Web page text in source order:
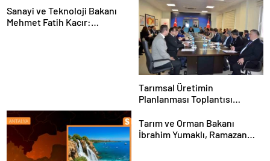
Sanayi ve Teknoloji Bakanı
Mehmet Fatih Kacır:
Tarımsal Üretimin
Planlanması Toplantısı
Tarım ve Orman Bakanı
İbrahim Yumaklı, Ramazan